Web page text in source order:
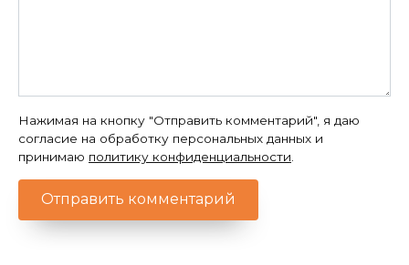
Нажимая на кнопку "Отправить комментарий", я даю
согласие на обработку персональных данных и
принимаю политику конфиденциальности